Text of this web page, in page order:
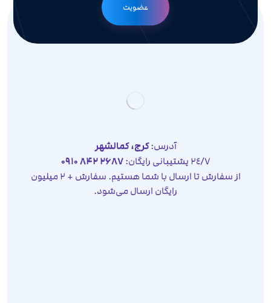
عضویت
آدرس:کرج، کمالشهر
٢٤/٧ پشتیبانی رایگان: 2687 842 0910
از سفارش تا ارسال با شما هستیم. سفارش + 2 میلیون
رایگان ارسال می‌شود.